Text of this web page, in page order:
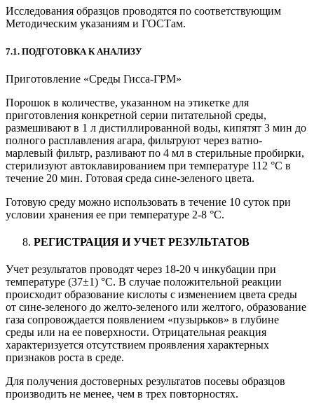
Исследования образцов проводятся по соответствующим
Методическим указаниям и ГОСТам.
7.1. ПОДГОТОВКА К АНАЛИЗУ
Приготовление «Среды Гисса-ГРМ»
Порошок в количестве, указанном на этикетке для
приготовления конкретной серии питательной среды,
размешивают в 1 л дистиллированной воды, кипятят 3 мин до
полного расплавления агара, фильтруют через ватно-
марлевый фильтр, разливают по 4 мл в стерильные пробирки,
стерилизуют автоклавированием при температуре 112 °С в
течение 20 мин. Готовая среда сине-зеленого цвета.
Готовую среду можно использовать в течение 10 суток при
условии хранения ее при температуре 2-8 °С.
РЕГИСТРАЦИЯ И УЧЕТ РЕЗУЛЬТАТОВ
Учет результатов проводят через 18-20 ч инкубации при
температуре (37±1) °С. В случае положительной реакции
происходит образование кислоты с изменением цвета среды
от сине-зеленого до желто-зеленого или желтого, образование
газа сопровождается появлением «пузырьков» в глубине
среды или на ее поверхности. Отрицательная реакция
характеризуется отсутствием проявления характерных
признаков роста в среде.
Для получения достоверных результатов посевы образцов
производить не менее, чем в трех повторностях.